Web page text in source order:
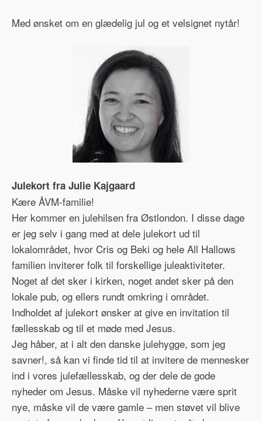
Med ønsket om en glædelig jul og et velsignet nytår!
Julekort fra Julie Kajgaard
Kære ÅVM-familie!
Her kommer en julehilsen fra Østlondon. I disse dage
er jeg selv i gang med at dele julekort ud til
lokalområdet, hvor Cris og Beki og hele All Hallows
familien inviterer folk til forskellige juleaktiviteter.
Noget af det sker i kirken, noget andet sker på den
lokale pub, og ellers rundt omkring i området.
Indholdet af julekort ønsker at give en invitation til
fællesskab og til et møde med Jesus.
Jeg håber, at i alt den danske julehygge, som jeg
savner!, så kan vi finde tid til at invitere de mennesker
ind i vores julefællesskab, og der dele de gode
nyheder om Jesus. Måske vil nyhederne være sprit
nye, måske vil de være gamle – men støvet vil blive